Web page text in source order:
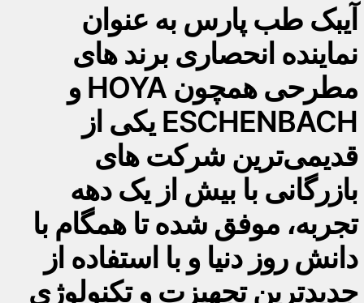
آیبک طب پارس به عنوان
نماینده انحصاری برند های
مطرحی همچون HOYA و
ESCHENBACH یکی از
قدیمی‌ترین شرکت های
بازرگانی با بیش از یک دهه
تجربه، موفق شده تا همگام با
دانش روز دنیا و با استفاده از
جدیدترین تجهیزت و تکنولوژی